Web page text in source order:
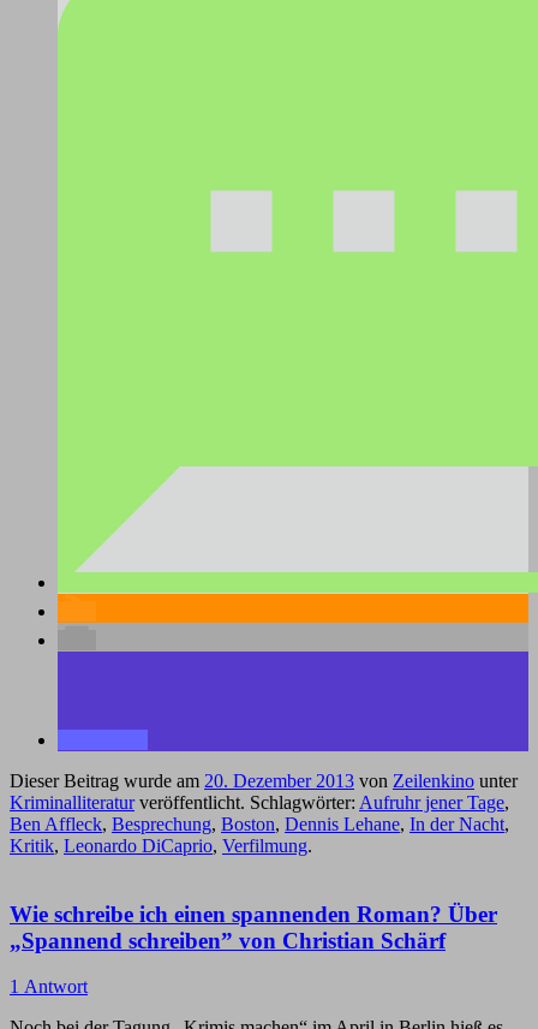
Dieser Beitrag wurde am 20. Dezember 2013 von Zeilenkino unter
Kriminalliteraturveröffentlicht. Schlagwörter: Aufruhr jener Tage,
Ben Affleck, Besprechung, Boston, Dennis Lehane, In der Nacht,
Kritik, Leonardo DiCaprio, Verfilmung.
Wie schreibe ich einen spannenden Roman? Über
„Spannend schreiben” von Christian Schärf
1 Antwort